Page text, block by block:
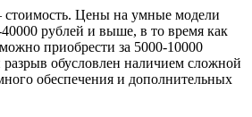
Цены на умные модели
40000 рублей и выше, в то время как
приобрести за 5000-10000
обусловлен наличием сложной
обеспечения и дополнительных